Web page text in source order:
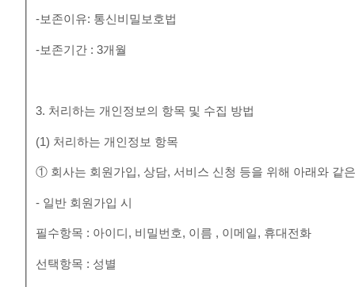
-보존이유: 통신비밀보호법
-보존기간 : 3개월
3. 처리하는 개인정보의 항목 및 수집 방법
(1) 처리하는 개인정보 항목
① 회사는 회원가입, 상담, 서비스 신청 등을 위해 아래와 같
- 일반 회원가입 시
필수항목 : 아이디, 비밀번호, 이름 , 이메일, 휴대전화
선택항목 : 성별